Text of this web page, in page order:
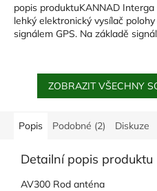
popis produktuKANNAD
lehký elektronický vysílač
signálem GPS. Na základě
ZOBRAZIT VŠECHNY
Popis Podobné (2) Diskuze
Detailní popis produktu
AV300 Rod anténa